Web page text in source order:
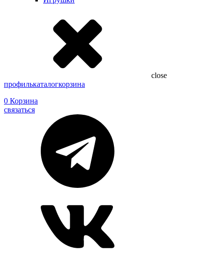
close
профилькаталогкорзина
0 Корзина
связаться